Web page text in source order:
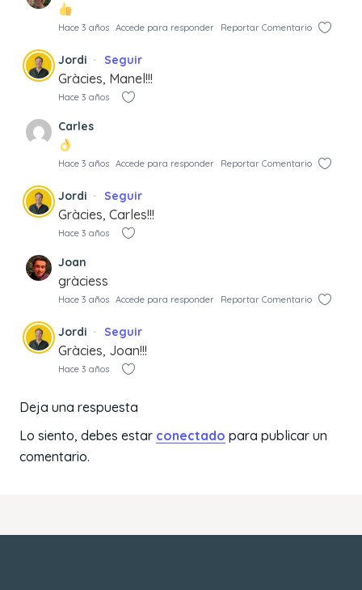
Hace 3 años Accede para responder Reportar Comentario
Jordi Seguir
Gràcies, Manel!!!
Hace 3 años
Carles
Hace 3 años Accede para responder Reportar Comentario
Jordi Seguir
Gràcies, Carles!!!
Hace 3 años
Joan
gràciess
Hace 3 años Accede para responder Reportar Comentario
Jordi Seguir
Gràcies, Joan!!!
Hace 3 años
Deja una respuesta
Lo siento, debes estar conectado para publicar un
comentario.